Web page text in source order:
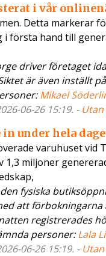
i vår
Detta markerar
första hand till
driver företaget
är även inställt
Mikael
06-26 15:19. - Utan
under hela
varuhuset vid
miljoner
fysiska
att
registrerades
personer:Lala
06-26 15:19. -